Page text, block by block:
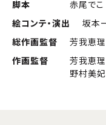
脚本
赤尾でこ
絵コンテ・演出
坂本
総作画監督
芳我恵
作画監督
芳我恵理
野村美